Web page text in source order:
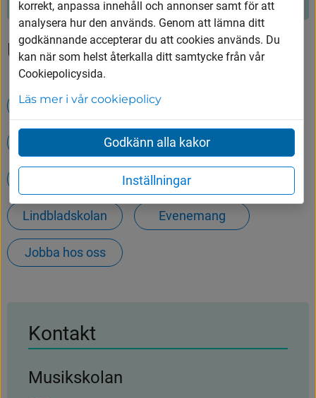
Upptäck mer
Kontakta oss
Öppettider på Tumbergs ÅVC
Hämtning av ditt hushållsavfall
Lindbladskolan Evenemang
Jobba hos oss
Kontakt
Musikskolan
korrekt, anpassa innehåll och annonser samt för att
analysera hur den används. Genom att lämna ditt
godkännande accepterar du att cookies används. Du
kan när som helst återkalla ditt samtycke från vår
Cookiepolicysida.
Läs mer i vår cookiepolicy
Godkänn alla kakor
Inställningar